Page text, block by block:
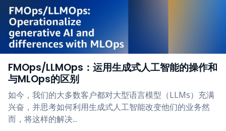
FMOps/LLMOps：运用生成式人工智能的操作和
与MLOps的区别
如今，我们的大多数客户都对大型语言模型（LLMs）充满
兴奋，并思考如何利用生成式人工智能改变他们的业务然
而，将这样的解决...